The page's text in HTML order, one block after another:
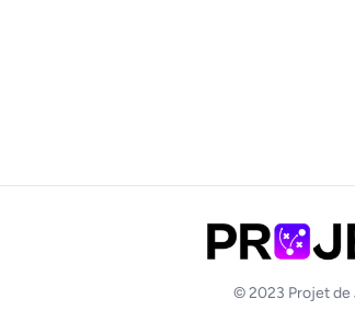
© 2023 Projet de